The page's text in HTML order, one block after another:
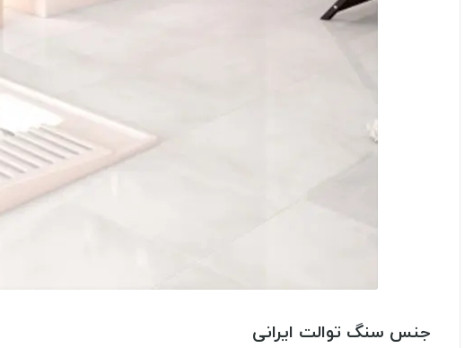
جنس سنگ توالت ایرانی